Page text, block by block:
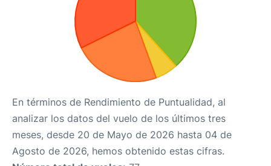
En términos de Rendimiento de Puntualidad, al
analizar los datos del vuelo de los últimos tres
meses, desde 20 de Mayo de 2026 hasta 04 de
Agosto de 2026, hemos obtenido estas cifras.